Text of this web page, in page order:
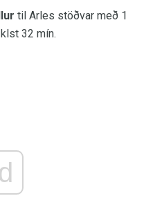
til Arles stöðvar með 1
32 mín.